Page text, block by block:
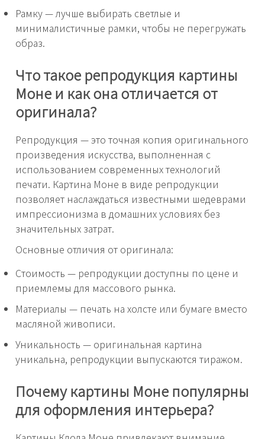
Рамку — лучше выбирать светлые и
минималистичные рамки, чтобы не перегружать
образ.
Что такое репродукция картины
Моне и как она отличается от
оригинала?
Репродукция — это точная копия оригинального
произведения искусства, выполненная с
использованием современных технологий
печати. Картина Моне в виде репродукции
позволяет наслаждаться известными шедеврами
импрессионизма в домашних условиях без
значительных затрат.
Основные отличия от оригинала:
Стоимость — репродукции доступны по цене и
приемлемы для массового рынка.
Материалы — печать на холсте или бумаге вместо
масляной живописи.
Уникальность — оригинальная картина
уникальна, репродукции выпускаются тиражом.
Почему картины Моне популярны
для оформления интерьера?